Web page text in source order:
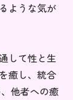
ような気が
して性と生
癒し、統合
他者への癒